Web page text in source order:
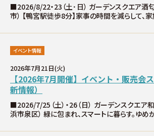
∟土地分譲
不動産管理 売買・賃貸仲介
中古物件買取サイト
企業情報・アクセス
∟レモンホームの取り組み
■2026/8/22・23（土･日） ガーデンスクエア酒
市） 【鴨宮駅徒歩8分】家事の時間を減らして、
イベント情報
2026年7月21日(火)
【2026年7月開催】イベント・販売会
新情報）
■2026/7/25（土）・26（日） ガーデンスクエア
浜市泉区） 緑に包まれ、スマートに暮らす。ゆめ